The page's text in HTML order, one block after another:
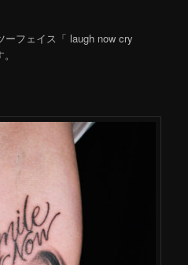
ーフェイス「 laugh now cry